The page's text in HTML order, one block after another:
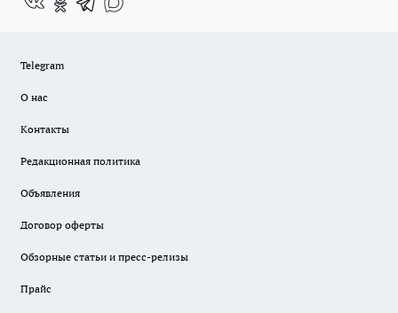
Telegram
О нас
Контакты
Редакционная политика
Объявления
Договор оферты
Обзорные статьи и пресс-релизы
Прайс